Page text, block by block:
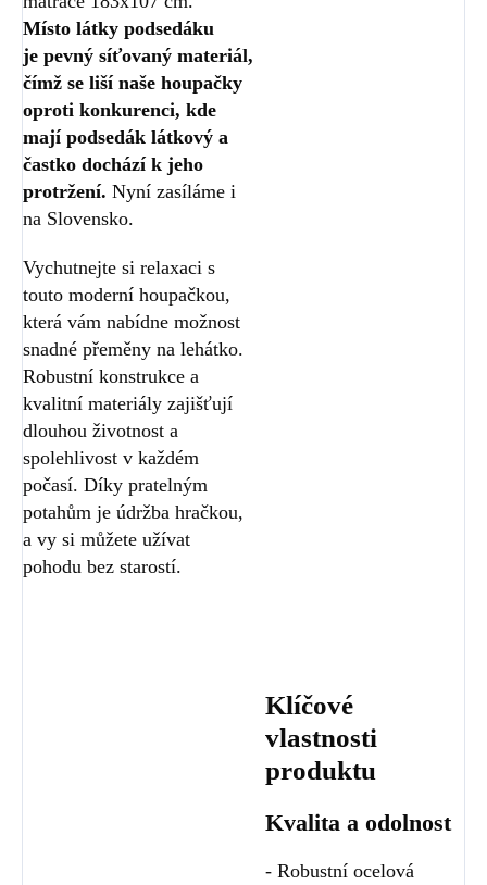
Místo látky podsedáku
je pevný síťovaný materiál,
čímž se liší naše houpačky
oproti konkurenci, kde
mají podsedák látkový a
častko dochází k jeho
protržení. Nyní zasíláme i
na Slovensko.
Vychutnejte si relaxaci s
touto moderní houpačkou,
která vám nabídne možnost
snadné přeměny na lehátko.
Robustní konstrukce a
kvalitní materiály zajišťují
dlouhou životnost a
spolehlivost v každém
počasí. Díky pratelným
potahům je údržba hračkou,
a vy si můžete užívat
pohodu bez starostí.
Klíčové
vlastnosti
produktu
Kvalita a odolnost
- Robustní ocelová